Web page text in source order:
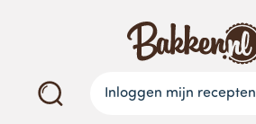
Inloggen mijn recepten